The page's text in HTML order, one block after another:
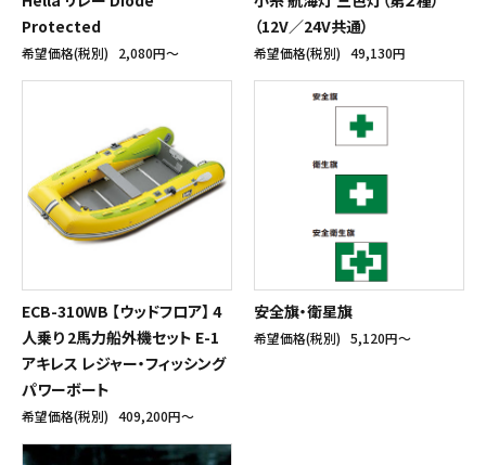
Protected
希望価格(税別) 2,080円〜
（12V／24V共通）
希望価格(税別) 49,130円
ECB-310WB 【ウッドフロア】 4
人乗り 2馬力船外機セット E-1
アキレス レジャー・フィッシング
パワーボート
希望価格(税別) 409,200円〜
安全旗・衛星旗
希望価格(税別) 5,120円〜